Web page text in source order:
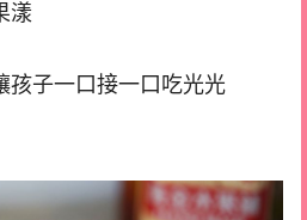
漾
孩子一口接一口吃光光